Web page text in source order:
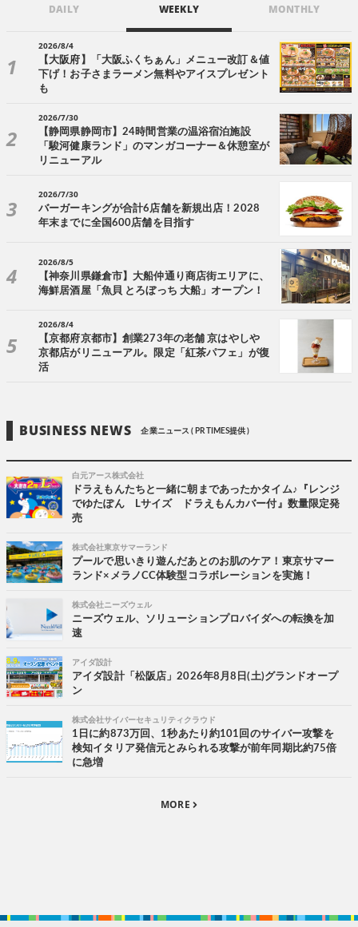
DAILY WEEKLY MONTHLY
2026/8/4
【大阪府】「大阪ふくちぁん」メニュー改訂＆値
下げ！お子さまラーメン無料やアイスプレゼント
も
2026/7/30
【静岡県静岡市】24時間営業の温浴宿泊施設
「駿河健康ランド」のマンガコーナー＆休憩室が
リニューアル
2026/7/30
バーガーキングが合計6店舗を新規出店！2028
年末までに全国600店舗を目指す
2026/8/5
【神奈川県鎌倉市】大船仲通り商店街エリアに、
海鮮居酒屋「魚貝 とろぼっち 大船」オープン！
2026/8/4
【京都府京都市】創業273年の老舗 京はやしや
京都店がリニューアル。限定「紅茶パフェ」が復
活
BUSINESS NEWS 企業ニュース ( PR TIMES提供 )
白元アース株式会社
ドラえもんたちと一緒に朝まであったかタイム♪『レンジ
でゆたぽん Lサイズ ドラえもんカバー付』数量限定発
売
株式会社東京サマーランド
プールで思いきり遊んだあとのお肌のケア！東京サマー
ランド×メラノCC体験型コラボレーションを実施！
株式会社ニーズウェル
ニーズウェル、ソリューションプロバイダへの転換を加
速
アイダ設計
アイダ設計「松阪店」2026年8月8日(土)グランドオープ
ン
株式会社サイバーセキュリティクラウド
1日に約873万回、1秒あたり約101回のサイバー攻撃を
検知イタリア発信元とみられる攻撃が前年同期比約75倍
に急増
MORE